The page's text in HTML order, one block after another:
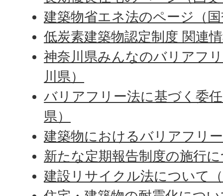
建築物省エネ法のページ（
低炭素建築物認定制度 関連
神奈川県みんなのバリアフ
川県）
バリアフリー法に基づく委
県）
建築物におけるバリアフリ
新たな定期報告制度の施行
建設リサイクル法について